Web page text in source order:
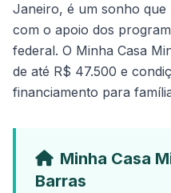
Janeiro, é um sonho que
com o apoio dos
federal. O Minha Casa
de até R$ 47.500 e
financiamento para
Minha Casa
Barras